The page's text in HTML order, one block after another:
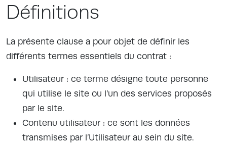
Définitions
La présente clause a pour objet de définir les
différents termes essentiels du contrat :
Utilisateur : ce terme désigne toute personne
qui utilise le site ou l’un des services proposés
par le site.
Contenu utilisateur : ce sont les données
transmises par l’Utilisateur au sein du site.